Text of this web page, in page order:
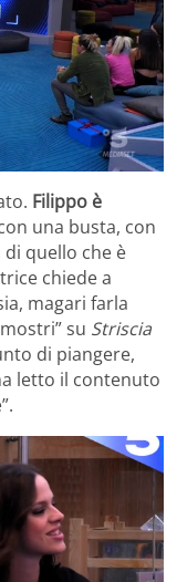
Filippo è
una busta, con
quello che è
chiede a
magari farla
su Striscia
di piangere,
letto il contenuto